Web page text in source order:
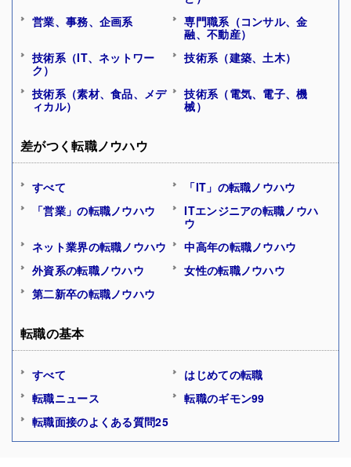
営業、事務、企画系
専門職系（コンサル、金
融、不動産）
技術系（IT、ネットワー
ク）
技術系（建築、土木）
技術系（素材、食品、メデ
ィカル）
技術系（電気、電子、機
械）
差がつく転職ノウハウ
すべて
「IT」の転職ノウハウ
「営業」の転職ノウハウ
ITエンジニアの転職ノウハ
ウ
ネット業界の転職ノウハウ
中高年の転職ノウハウ
外資系の転職ノウハウ
女性の転職ノウハウ
第二新卒の転職ノウハウ
転職の基本
すべて
はじめての転職
転職ニュース
転職のギモン99
転職面接のよくある質問25